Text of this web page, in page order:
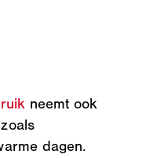
neemt ook
dagen.